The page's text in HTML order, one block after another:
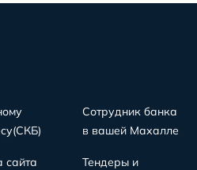
сайта
Сотрудник банка
в вашей Махалле
Тендеры и